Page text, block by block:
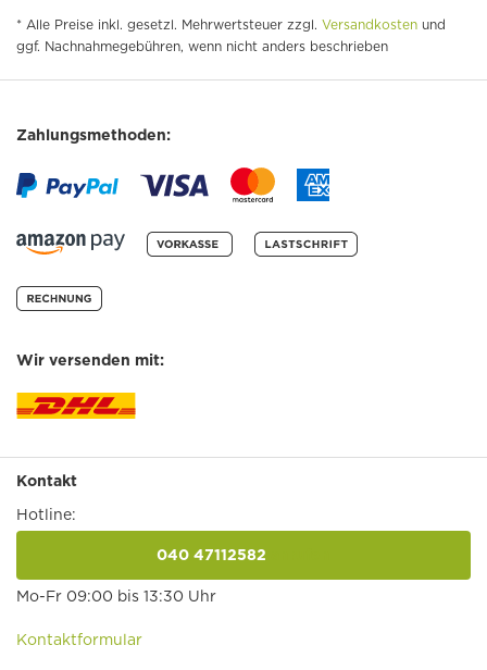
* Alle Preise inkl. gesetzl. Mehrwertsteuer zzgl. Versandkosten und
ggf. Nachnahmegebühren, wenn nicht anders beschrieben
Zahlungsmethoden:
Wir versenden mit:
Kontakt
Hotline:
040 47112582
Mo-Fr 09:00 bis 13:30 Uhr
Kontaktformular